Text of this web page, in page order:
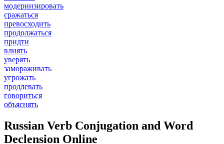
модернизировать
сражаться
превосходить
продолжаться
придти
влиять
уверять
замораживать
угрожать
продлевать
говориться
объяснять
Russian Verb Conjugation and Word
Declension Online